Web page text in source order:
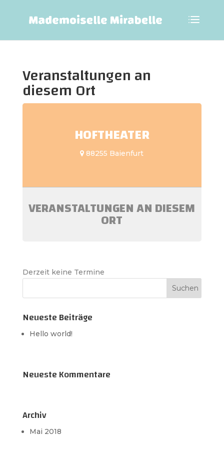
Veranstaltungen an
diesem Ort
HOFTHEATER
88255 Baienfurt
VERANSTALTUNGEN AN DIESEM
ORT
Derzeit keine Termine
Neueste Beiträge
Hello world!
Neueste Kommentare
Archiv
Mai 2018